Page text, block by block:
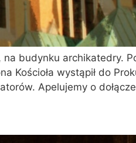
budynku archikatedry.
Kościoła wystąpił do
Apelujemy o